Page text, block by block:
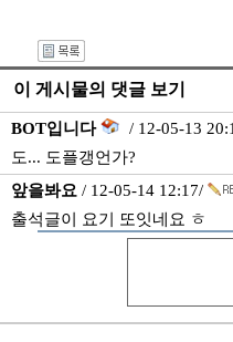
이 게시물의 댓글 보기
BOT입니다
/ 12-05-13
도... 도플갱언가?
앞을봐요 / 12-05-14 12:17/
출석글이 요기 또잇네요 ㅎ